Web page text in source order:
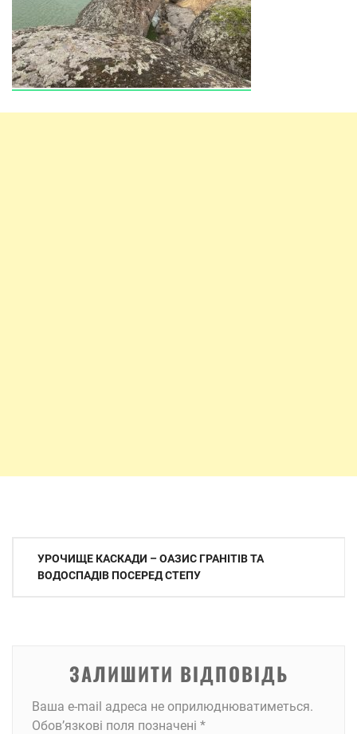
Навігація
записів
УРОЧИЩЕ КАСКАДИ – ОАЗИС ГРАНІТІВ ТА
ВОДОСПАДІВ ПОСЕРЕД СТЕПУ
ЗАЛИШИТИ ВІДПОВІДЬ
Ваша e-mail адреса не оприлюднюватиметься.
Обов’язкові поля позначені *